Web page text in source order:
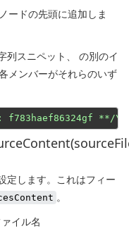
ードの先頭に追加しま
列スニペット、 の別のイ
各メンバーがそれらのいず
**/
定します。これはフィー
。
イル名